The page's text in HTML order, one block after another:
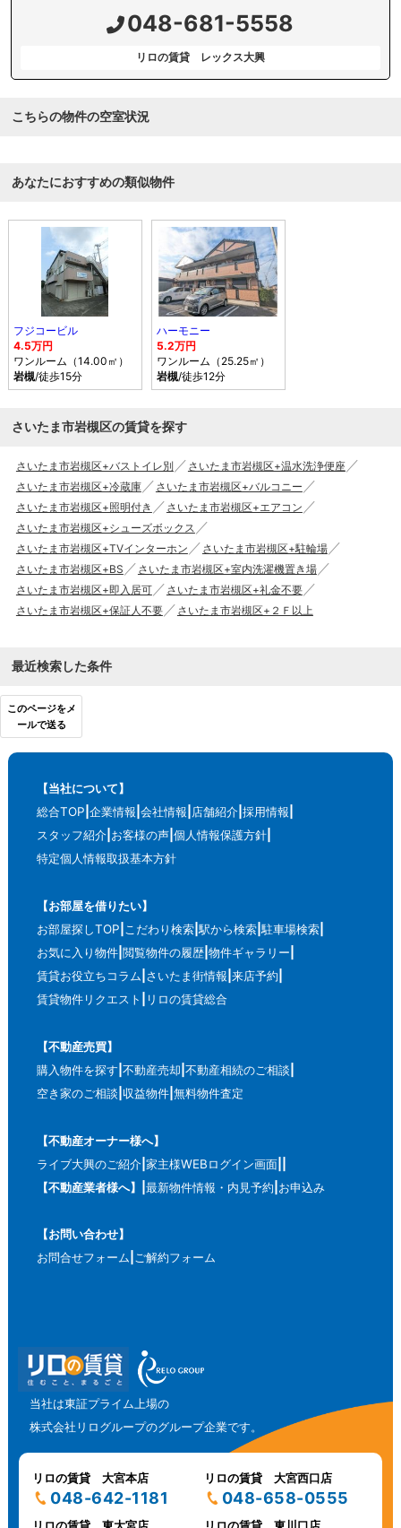
048-681-5558
リロの賃貸 レックス大興
こちらの物件の空室状況
あなたにおすすめの類似物件
フジコービル
4.5万円
ワンルーム（14.00㎡）
岩槻/徒歩15分
ハーモニー
5.2万円
ワンルーム（25.25㎡）
岩槻/徒歩12分
さいたま市岩槻区の賃貸を探す
さいたま市岩槻区+バストイレ別
さいたま市岩槻区+温水洗浄便座
さいたま市岩槻区+冷蔵庫
さいたま市岩槻区+バルコニー
さいたま市岩槻区+照明付き
さいたま市岩槻区+エアコン
さいたま市岩槻区+シューズボックス
さいたま市岩槻区+TVインターホン
さいたま市岩槻区+駐輪場
さいたま市岩槻区+BS
さいたま市岩槻区+室内洗濯機置き場
さいたま市岩槻区+即入居可
さいたま市岩槻区+礼金不要
さいたま市岩槻区+保証人不要
さいたま市岩槻区+２Ｆ以上
最近検索した条件
このページをメ
ールで送る
【当社について】
総合TOP 企業情報 会社情報 店舗紹介 採用情報
スタッフ紹介 お客様の声 個人情報保護方針
特定個人情報取扱基本方針
【お部屋を借りたい】
お部屋探しTOP こだわり検索 駅から検索 駐車場検索
お気に入り物件 閲覧物件の履歴 物件ギャラリー
賃貸お役立ちコラム さいたま街情報 来店予約
賃貸物件リクエスト
リロの賃貸総合
【不動産売買】
購入物件を探す 不動産売却 不動産相続のご相談
空き家のご相談 収益物件 無料物件査定
【不動産オーナー様へ】
ライブ大興のご紹介 家主様WEBログイン画面
【不動産業者様へ】
最新物件情報・内見予約 お申込み
【お問い合わせ】
お問合せフォーム ご解約フォーム
当社は東証プライム上場の
株式会社リログループのグループ企業です。
リロの賃貸 大宮本店
048-642-1181
リロの賃貸 大宮西口店
048-658-0555